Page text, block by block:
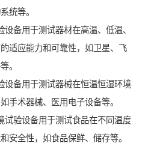
统等。
备用于测试器材在高温、低温、
适应能力和可靠性，如卫星、飞
。
设备用于测试器械在恒温恒湿环境
手术器械、医用电子设备等。
试验设备用于测试食品在不同温度
安全性，如食品保鲜、储存等。